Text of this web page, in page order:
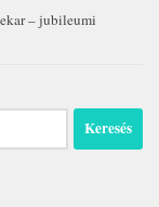
– jubileumi